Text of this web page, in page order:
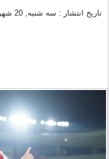
تاریخ انتشار : سه شنبه, 20 شهریور 1403 22:45